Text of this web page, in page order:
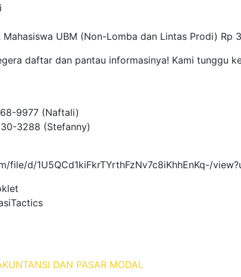
Mahasiswa UBM (Non-Lomba dan Lintas Prodi) Rp
daftar dan pantau informasinya! Kami tunggu
9977 (Naftali)
3288 (Stefanny)
file/d/1U5QCd1kiFkrTYrthFzNv7c8iKhhEnKq-/
DAN PASAR MODAL